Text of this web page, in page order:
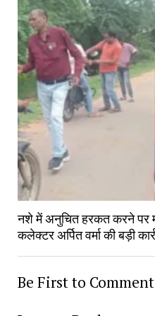
नशे में अनुचित हरकत करने पर
कलेक्टर अर्पित वर्मा की बड़ी
Be First to Comment